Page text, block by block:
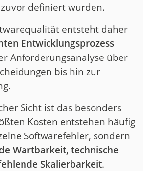
definiert wurden.
entsteht daher
Entwicklungsprozess
Anforderungsanalyse über
bis hin zur
Sicht ist das besonders
Kosten entstehen häufig
Softwarefehler, sondern
Wartbarkeit, technische
Skalierbarkeit.